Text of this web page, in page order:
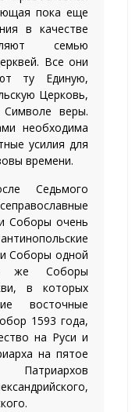
пока еще
в качестве
семью
Все они
ту Единую,
Церковь,
веры.
необходима
усилия для
времени.
Седьмого
Соборы очень
Соборы одной
же Соборы
в которых
восточные
1593 года,
на Руси и
на пятое